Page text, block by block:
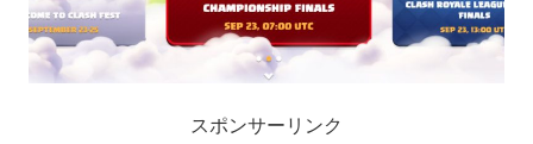
スポンサーリンク